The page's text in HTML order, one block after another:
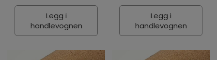
Legg i
handlevognen
Legg i
handlevognen